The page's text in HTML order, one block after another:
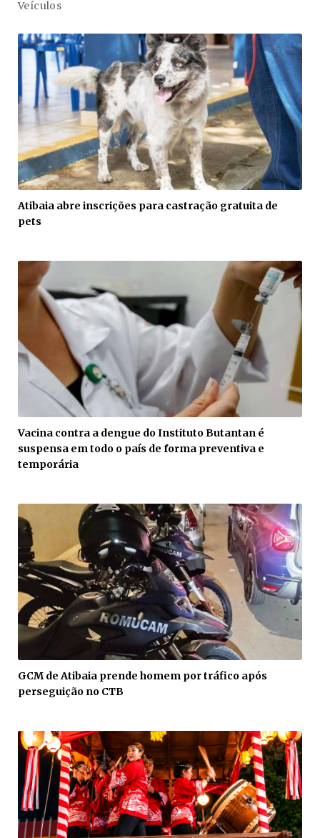
Veículos
Atibaia abre inscrições para castração gratuita de
pets
Vacina contra a dengue do Instituto Butantan é
suspensa em todo o país de forma preventiva e
temporária
GCM de Atibaia prende homem por tráfico após
perseguição no CTB